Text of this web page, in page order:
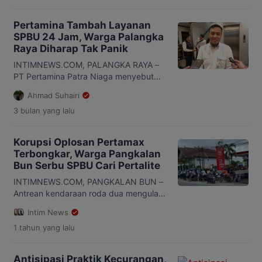
Pertamina Tambah Layanan
SPBU 24 Jam, Warga Palangka
Raya Diharap Tak Panik
INTIMNEWS.COM, PALANGKA RAYA –
PT Pertamina Patra Niaga menyebut
sejumlah SPBU di Kota Palangka Raya
akan beroperasi selama 24 jam guna
mengurangi antrean panjang BBM yang
Pertamina Patra Niaga Regional
Kalimantan, Isfahani, mengatakan
langkah tersebut merupakan arahan
pimpinan dan masukan dari Gubernur
Kalteng. “Untuk masa […]
Ahmad Suhairi
3 bulan yang lalu
Korupsi Oplosan Pertamax
Terbongkar, Warga Pangkalan
Bun Serbu SPBU Cari Pertalite
INTIMNEWS.COM, PANGKALAN BUN –
Antrean kendaraan roda dua mengular
Kotawaringin Barat, Kamis 27 Februari
2025. Lonjakan jumlah pengendara ini
Intim News
1 tahun yang lalu
Antisipasi Praktik Kecurangan,